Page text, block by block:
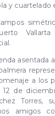
y cuartelado
asentada
a los
de
Torres,
amigos